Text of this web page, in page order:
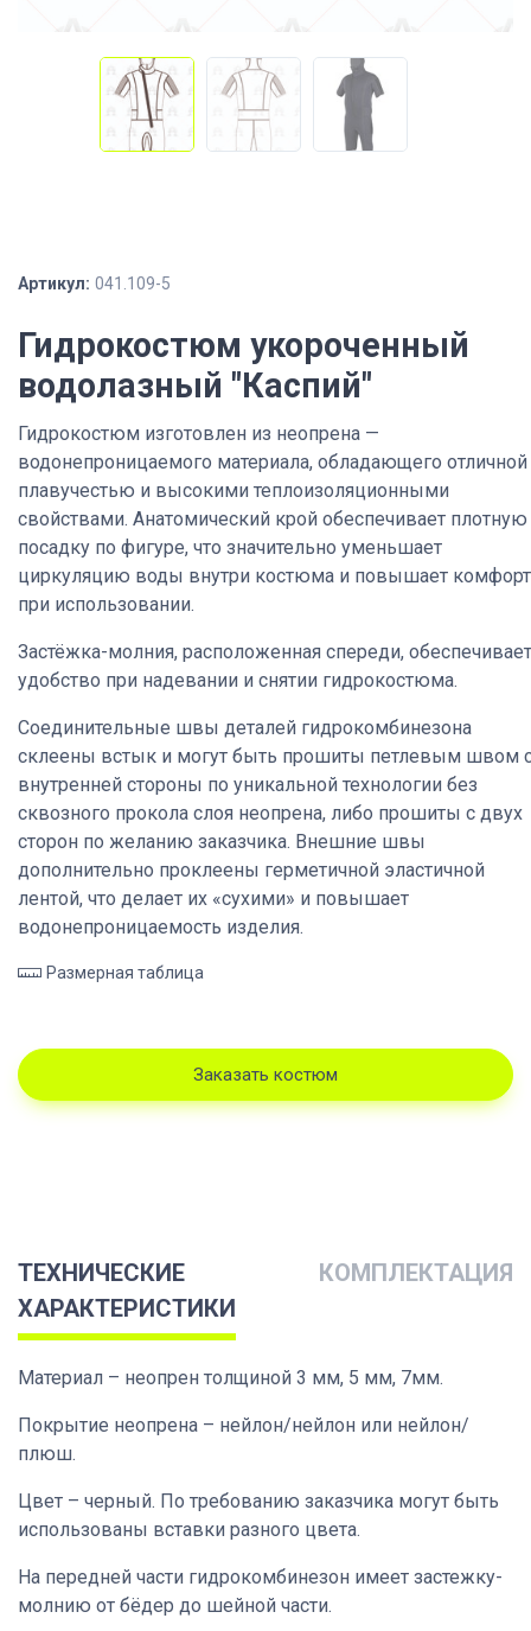
Артикул: 041.109-5
Гидрокостюм укороченный
водолазный "Каспий"
Гидрокостюм изготовлен из неопрена —
водонепроницаемого материала, обладающего отличной
плавучестью и высокими теплоизоляционными
свойствами. Анатомический крой обеспечивает плотную
посадку по фигуре, что значительно уменьшает
циркуляцию воды внутри костюма и повышает комфорт
при использовании.
Застёжка-молния, расположенная спереди, обеспечивает
удобство при надевании и снятии гидрокостюма.
Соединительные швы деталей гидрокомбинезона
склеены встык и могут быть прошиты петлевым швом
внутренней стороны по уникальной технологии без
сквозного прокола слоя неопрена, либо прошиты с двух
сторон по желанию заказчика. Внешние швы
дополнительно проклеены герметичной эластичной
лентой, что делает их «сухими» и повышает
водонепроницаемость изделия.
Размерная таблица
Заказать костюм
ТЕХНИЧЕСКИЕ
ХАРАКТЕРИСТИКИ
КОМПЛЕКТАЦИЯ
Материал – неопрен толщиной 3 мм, 5 мм, 7мм.
Покрытие неопрена – нейлон/нейлон или нейлон/
плюш.
Цвет – черный. По требованию заказчика могут быть
использованы вставки разного цвета.
На передней части гидрокомбинезон имеет застежку-
молнию от бёдер до шейной части.